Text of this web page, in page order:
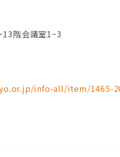
階会議室1~3
info-all/item/1465-